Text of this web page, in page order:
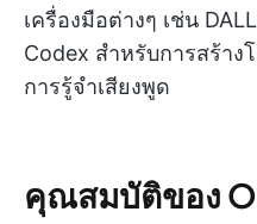
เครื่องมือต่างๆ เช่น
Codex สำหรับการสร้าง
การรู้จำเสียงพูด
คุณสมบัติของ